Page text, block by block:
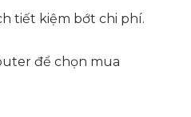
tiết kiệm bớt chi phí.
để chọn mua